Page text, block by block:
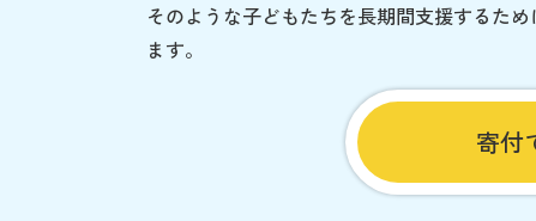
そのような子どもたちを長期間支援するた
ます。
寄付